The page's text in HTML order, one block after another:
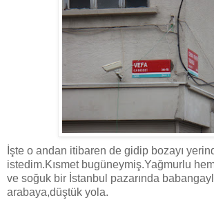
İşte o andan itibaren de gidip bozayı
istedim.Kısmet bugüneymiş.Yağmurlu
ve soğuk bir İstanbul pazarında
arabaya,düştük yola.